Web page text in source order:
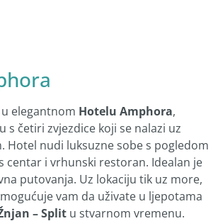
elegantnom Hotelu Amphora,
s četiri zvjezdice koji se nalazi uz
Hotel nudi luksuzne sobe s pogledom
centar i vrhunski restoran. Idealan je
putovanja. Uz lokaciju tik uz more,
vam da uživate u ljepotama
– Split u stvarnom vremenu.